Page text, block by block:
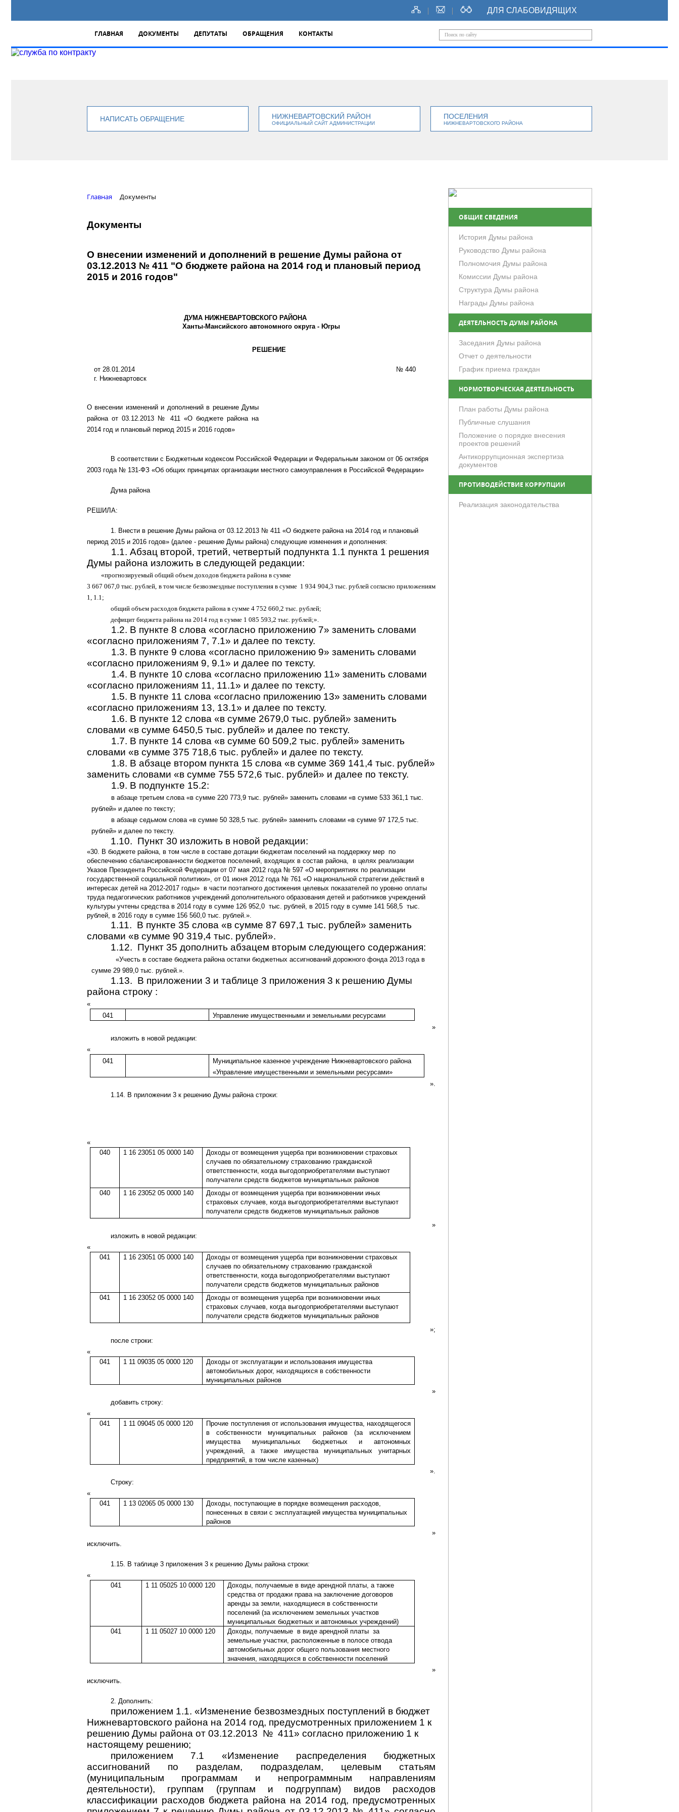
ДЛЯ СЛАБОВИДЯЩИХ
ГЛАВНАЯ ДОКУМЕНТЫ ДЕПУТАТЫ ОБРАЩЕНИЯ КОНТАКТЫ
НАПИСАТЬ ОБРАЩЕНИЕ НИЖНЕВАРТОВСКИЙ РАЙОН
ОФИЦИАЛЬНЫЙ САЙТ АДМИНИСТРАЦИИ
ПОСЕЛЕНИЯ
НИЖНЕВАРТОВСКОГО РАЙОНА
Главная Документы
Документы
О внесении изменений и дополнений в решение Думы района от
03.12.2013 № 411 "О бюджете района на 2014 год и плановый период
2015 и 2016 годов"
ДУМА НИЖНЕВАРТОВСКОГО РАЙОНА
Ханты-Мансийского автономного округа - Югры
РЕШЕНИЕ
от 28.01.2014
г. Нижневартовск
№ 440
О внесении изменений и дополнений в решение Думы
района от 03.12.2013 № 411 «О бюджете рай­она на
2014 год и плановый период 2015 и 2016 годов»
В соответствии с Бюджетным кодексом Российской Федерации и Федеральным законом от 06 октября
2003 года № 131-ФЗ «Об общих принципах организации местного самоуправления в Российской Федерации»
Дума района
РЕШИЛА:
1. Внести в решение Думы района от 03.12.2013 № 411 «О бюджете района на 2014 год и плановый
период 2015 и 2016 годов» (далее - решение Думы района) следующие изменения и дополнения:
1.1. Абзац второй, третий, четвертый подпункта 1.1 пункта 1 решения
Думы района изложить в следующей редакции:
«прогнозируемый общий объем доходов бюджета района в сумме
3 667 067,0 тыс. рублей, в том числе безвозмездные поступления в сумме 1 934 904,3 тыс. рублей согласно приложениям
1, 1.1;
общий объем расходов бюджета района в сумме 4 752 660,2 тыс. рублей;
дефицит бюджета района на 2014 год в сумме 1 085 593,2 тыс. рублей;».
1.2. В пункте 8 слова «согласно приложению 7» заменить словами
«согласно приложениям 7, 7.1» и далее по тексту.
1.3. В пункте 9 слова «согласно приложению 9» заменить словами
«согласно приложениям 9, 9.1» и далее по тексту.
1.4. В пункте 10 слова «согласно приложению 11» заменить словами
«согласно приложениям 11, 11.1» и далее по тексту.
1.5. В пункте 11 слова «согласно приложению 13» заменить словами
«согласно приложениям 13, 13.1» и далее по тексту.
1.6. В пункте 12 слова «в сумме 2679,0 тыс. рублей» заменить
словами «в сумме 6450,5 тыс. рублей» и далее по тексту.
1.7. В пункте 14 слова «в сумме 60 509,2 тыс. рублей» заменить
словами «в сумме 375 718,6 тыс. рублей» и далее по тексту.
1.8. В абзаце втором пункта 15 слова «в сумме 369 141,4 тыс. рублей»
заменить словами «в сумме 755 572,6 тыс. рублей» и далее по тексту.
1.9. В подпункте 15.2:
в абзаце третьем слова «в сумме 220 773,9 тыс. рублей» заменить словами «в сумме 533 361,1 тыс.
рублей» и далее по тексту;
в абзаце седьмом слова «в сумме 50 328,5 тыс. рублей» заменить словами «в сумме 97 172,5 тыс.
рублей» и далее по тексту.
1.10. Пункт 30 изложить в новой редакции:
«30. В бюджете района, в том числе в составе дотации бюджетам поселений на поддержку мер по
обеспечению сбалансированности бюджетов поселений, входящих в состав района,
в целях реализации
Указов Президента Российской Федерации от 07 мая 2012 года № 597 «О мероприятиях по реализации
государственной социальной политики», от 01 июня 2012 года № 761 «О национальной стратегии действий в
интересах детей на 2012-2017 годы» в части поэтапного достижения целевых показателей по уровню оплаты
труда педагогических работников учреждений дополнительного образования детей и работников учреждений
культуры учтены средства в 2014 году в сумме 126 952,0 тыс. рублей, в 2015 году в сумме 141 568,5 тыс.
рублей, в 2016 году в сумме 156 560,0 тыс. рублей.».
1.11. В пункте 35 слова «в сумме 87 697,1 тыс. рублей» заменить
словами «в сумме 90 319,4 тыс. рублей».
1.12. Пункт 35 дополнить абзацем вторым следующего содержания:
«Учесть в составе бюджета района остатки бюджетных ассигнований дорожного фонда 2013 года в
сумме 29 989,0 тыс. рублей.».
1.13. В приложении 3 и таблице 3 приложения 3 к решению Думы
района строку :
«
041
Управление имущественными и земельными ресурсами
»
изложить в новой редакции:
«
041
Муниципальное казенное учреждение Нижневартовского района
«Управление имущественными и земельными ресурсами»
».
1.14. В приложении 3 к решению Думы района строки:
«
040
1 16 23051 05 0000 140
Доходы от возмещения ущерба при возникновении страховых
случаев по обязательному страхованию гражданской
ответственности, когда выгодоприобретателями выступают
получатели средств бюджетов муниципальных районов
040
1 16 23052 05 0000 140
Доходы от возмещения ущерба при возникновении иных
страховых случаев, когда выгодоприобретателями выступают
получатели средств бюджетов муниципальных районов
»
изложить в новой редакции:
«
041
1 16 23051 05 0000 140
Доходы от возмещения ущерба при возникновении страховых
случаев по обязательному страхованию гражданской
ответственности, когда выгодоприобретателями выступают
получатели средств бюджетов муниципальных районов
041
1 16 23052 05 0000 140
Доходы от возмещения ущерба при возникновении иных
страховых случаев, когда выгодоприобретателями выступают
получатели средств бюджетов муниципальных районов
»;
после строки:
«
041
1 11 09035 05 0000 120
Доходы от эксплуатации и использования имущества
автомобильных дорог, находящихся в собственности
муниципальных районов
»
добавить строку:
«
041
1 11 09045 05 0000 120
Прочие поступления от использования имущества, находящегося
в собственности муниципальных районов (за исключением
имущества муниципальных бюджетных и автономных
учреждений, а также имущества муниципальных унитарных
предприятий, в том числе казенных)
».
Строку:
«
041
1 13 02065 05 0000 130
Доходы, поступающие в порядке возмещения расходов,
понесенных в связи с эксплуатацией имущества муниципальных
районов
»
исключить.
1.15. В таблице 3 приложения 3 к решению Думы района строки:
«
041
1 11 05025 10 0000 120
Доходы, получаемые в виде арендной платы, а также
средства от продажи права на заключение договоров
аренды за земли, находящиеся в собственности
поселений (за исключением земельных участков
муниципальных бюджетных и автономных учреждений)
041
1 11 05027 10 0000 120 Доходы, получаемые в виде арендной платы за
земельные участки, расположенные в полосе отвода
автомобильных дорог общего пользования местного
значения, находящихся в собственности поселений
»
исключить.
2. Дополнить:
приложением 1.1. «Изменение безвозмездных поступлений в бюджет
Нижневартовского района на 2014 год, предусмотренных приложением 1 к
решению Думы района от 03.12.2013 № 411» согласно приложению 1 к
настоящему решению;
приложением 7.1 «Изменение распределения бюджетных
ассигнований по разделам, подразделам, целевым статьям
(муниципальным программам и непрограммным направлениям
деятельности), группам (группам и подгруппам) видов расходов
классификации расходов бюджета района на 2014 год, предусмотренных
ОБЩИЕ СВЕДЕНИЯ
История Думы района
Руководство Думы района
Полномочия Думы района
Комиссии Думы района
Структура Думы района
Награды Думы района
ДЕЯТЕЛЬНОСТЬ ДУМЫ РАЙОНА
Заседания Думы района
Отчет о деятельности
График приема граждан
НОРМОТВОРЧЕСКАЯ ДЕЯТЕЛЬНОСТЬ
План работы Думы района
Публичные слушания
Положение о порядке внесения
проектов решений
Антикоррупционная экспертиза
документов
ПРОТИВОДЕЙСТВИЕ КОРРУПЦИИ
Реализация законодательства